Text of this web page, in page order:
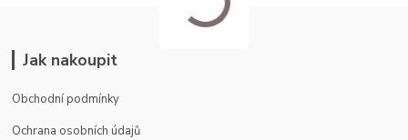
Jak nakoupit
Obchodní podmínky
Ochrana osobních údajů